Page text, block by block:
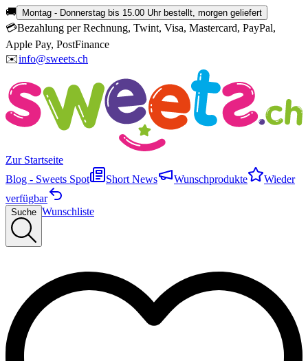
🚚 Montag - Donnerstag bis 15.00 Uhr bestellt, morgen geliefert
💳Bezahlung per Rechnung, Twint, Visa, Mastercard, PayPal,
Apple Pay, PostFinance
✉️info@sweets.ch
Zur Startseite
Blog - Sweets Spot
Short News Wunschprodukte
Wieder
verfügbar
Suche Wunschliste